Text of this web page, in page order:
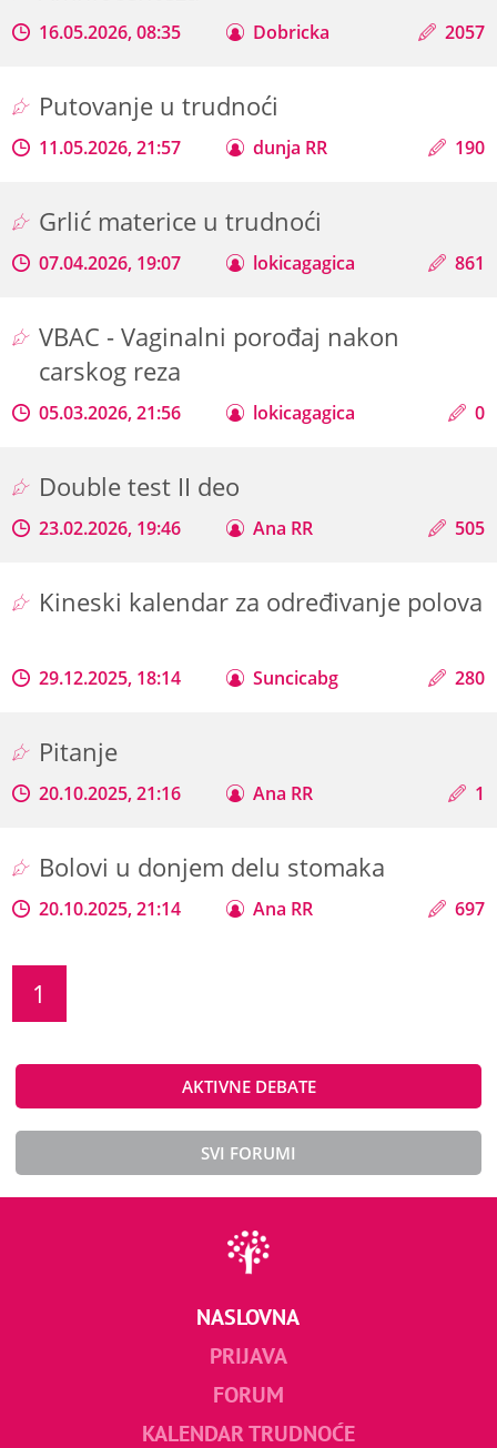
16.05.2026, 08:35 Dobricka 2057
Putovanje u trudnoći
11.05.2026, 21:57 dunja RR 190
Grlić materice u trudnoći
07.04.2026, 19:07 lokicagagica 861
VBAC - Vaginalni porođaj nakon
carskog reza
05.03.2026, 21:56 lokicagagica 0
Double test II deo
23.02.2026, 19:46 Ana RR 505
Kineski kalendar za određivanje polova
29.12.2025, 18:14 Suncicabg 280
Pitanje
20.10.2025, 21:16 Ana RR 1
Bolovi u donjem delu stomaka
20.10.2025, 21:14 Ana RR 697
1
AKTIVNE DEBATE
SVI FORUMI
NASLOVNA
PRIJAVA
FORUM
KALENDAR TRUDNOĆE